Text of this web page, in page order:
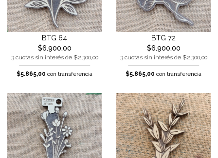
BTG 64
$6.900,00
3 cuotas sin interés de $2.300,00
$5.865,00 con transferencia
BTG 72
$6.900,00
3 cuotas sin interés de $2.300,00
$5.865,00 con transferencia